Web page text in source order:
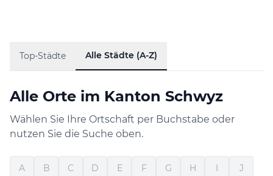
Top-Städte Alle Städte (A-Z)
Alle Orte im Kanton Schwyz
Wählen Sie Ihre Ortschaft per Buchstabe oder
nutzen Sie die Suche oben.
A B C D E F G H I J